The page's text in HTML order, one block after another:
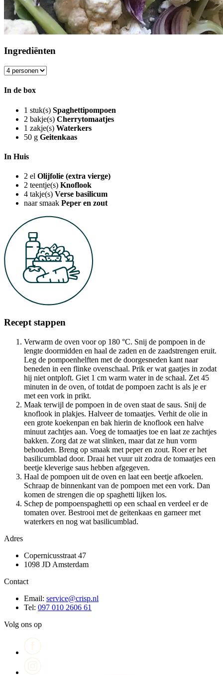
Ingrediënten
In de box
1 stuk(s) Spaghettipompoen
2 bakje(s) Cherrytomaatjes
1 zakje(s) Waterkers
50 g Geitenkaas
In Huis
2 el Olijfolie (extra vierge)
2 teentje(s) Knoflook
4 takje(s) Verse basilicum
naar smaak Peper en zout
Recept stappen
Verwarm de oven voor op 180 °C. Snij de pompoen in de
lengte doormidden en haal de zaden en de zaadstrengen eruit.
Leg de pompoenhelften met de doorgesneden kant naar
beneden in een flinke ovenschaal. Prik er wat gaatjes in zodat
hij niet ontploft. Giet 1 cm warm water in de schaal. Zet 45
minuten in de oven, of totdat de pompoen zacht is als je er
met een vork in prikt.
Maak terwijl de pompoen in de oven staat de saus. Snij de
knoflook in plakjes. Halveer de tomaatjes. Verhit de olie in
een grote koekenpan en bak hierin de knoflook een halve
minuut zachtjes aan. Voeg de tomaatjes toe en laat ze zachtjes
bakken. Zorg dat ze wat slinken, maar dat ze hun vorm
behouden. Breng op smaak met peper en zout. Roer er het
basilicumblad door. Draai het vuur uit zodra de tomaatjes een
beetje kleverige saus hebben afgegeven.
Haal de pompoen uit de oven en laat een beetje afkoelen.
Schraap de binnenkant van de pompoen met een vork. Dan
komen de strengen die op spaghetti lijken los.
Schep de pompoenspaghetti op een schaal en verdeel er de
tomaten over. Bestrooi met de geitenkaas en garneer met
waterkers en nog wat basilicumblad.
Adres
Copernicusstraat 47
1098 JD Amsterdam
Contact
Email: service@crisp.nl
Tel: 097 010 2606 61
Volg ons op